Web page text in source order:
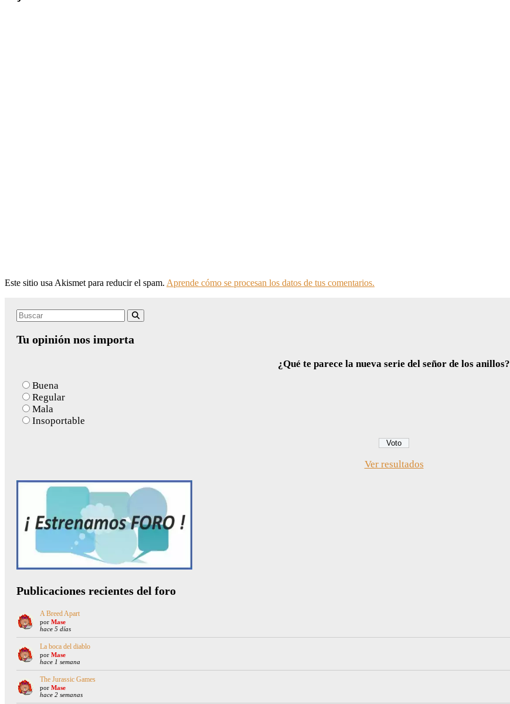
Este sitio usa Akismet para reducir el spam. Aprende cómo se procesan los datos de tus comentarios.
Search
Tu opinión nos importa
¿Qué te parece la nueva serie del señor de los anillos?
Buena
Regular
Mala
Insoportable
Ver resultados
Publicaciones recientes del foro
A Breed Apart
por Mase
hace 5 días
La boca del diablo
por Mase
hace 1 semana
The Jurassic Games
por Mase
hace 2 semanas